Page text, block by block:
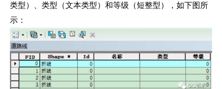
类型）、类型（文本类型）和等级（短整型），如下图所
示：